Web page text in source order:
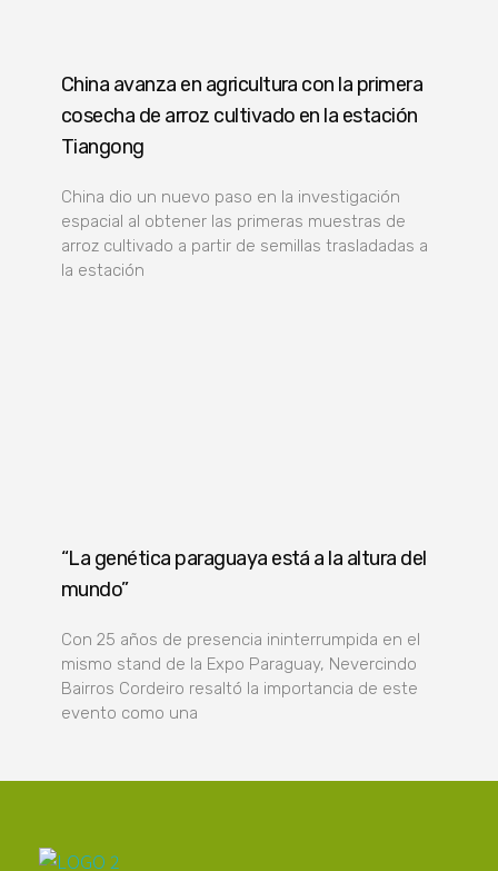
China avanza en agricultura con la primera
cosecha de arroz cultivado en la estación
Tiangong
China dio un nuevo paso en la investigación
espacial al obtener las primeras muestras de
arroz cultivado a partir de semillas trasladadas a
la estación
“La genética paraguaya está a la altura del
mundo”
Con 25 años de presencia ininterrumpida en el
mismo stand de la Expo Paraguay, Nevercindo
Bairros Cordeiro resaltó la importancia de este
evento como una